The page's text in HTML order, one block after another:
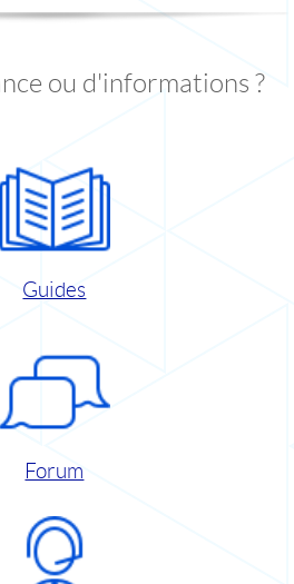
ou d'informations ?
Guides
Forum